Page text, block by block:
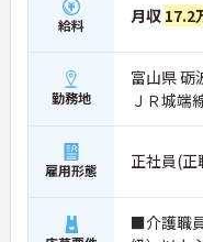
給料 月収 17.2
勤務地
富山県 砺
ＪＲ城端
雇用形態 正社員(正
■介護職